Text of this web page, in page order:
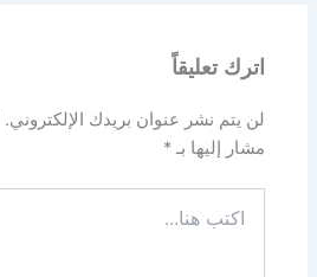
اترك تعليقاً
لن يتم نشر عنوان بريدك الإلكتروني.
مشار إليها بـ*
هنا...